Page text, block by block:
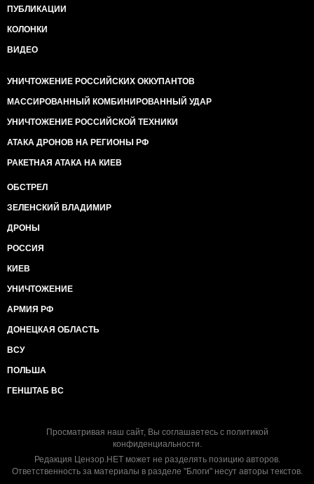
ПУБЛИКАЦИИ
КОЛОНКИ
ВИДЕО
УНИЧТОЖЕНИЕ РОССИЙСКИХ ОККУПАНТОВ
МАССИРОВАННЫЙ КОМБИНИРОВАННЫЙ УДАР
УНИЧТОЖЕНИЕ РОССИЙСКОЙ ТЕХНИКИ
АТАКА ДРОНОВ НА РЕГИОНЫ РФ
РАКЕТНАЯ АТАКА НА КИЕВ
ОБСТРЕЛ
ЗЕЛЕНСКИЙ ВЛАДИМИР
ДРОНЫ
РОССИЯ
КИЕВ
УНИЧТОЖЕНИЕ
АРМИЯ РФ
ДОНЕЦКАЯ ОБЛАСТЬ
ВСУ
ПОЛЬША
ГЕНШТАБ ВС
Просматривая наш сайт, Вы соглашаетесь с политикой
конфиденциальности.
Редакция Цензор.НЕТ может не разделять позицию авторов.
Ответственность за материалы в разделе "Блоги" несут авторы текстов.